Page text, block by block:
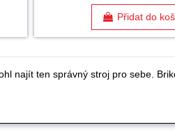
Přidat do
najít ten správný stroj pro sebe.